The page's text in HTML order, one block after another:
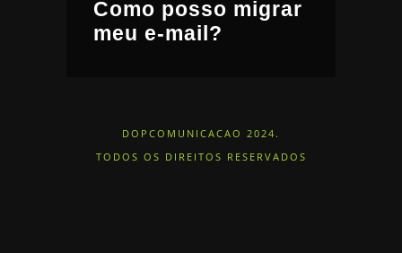
Como posso migrar
meu e-mail?
DOPCOMUNICACAO 2024.
TODOS OS DIREITOS RESERVADOS